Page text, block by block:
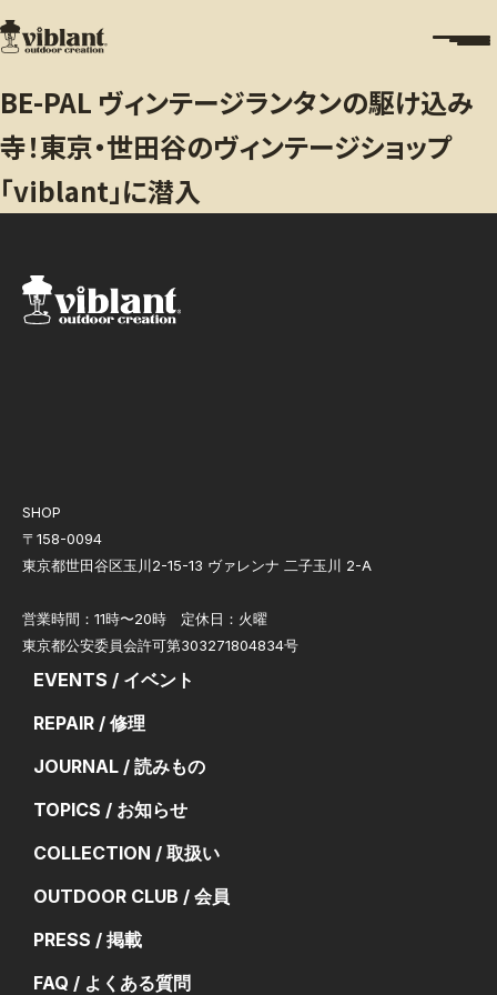
BE-PAL ヴィンテージランタンの駆け込み
寺！東京・世田谷のヴィンテージショップ
「viblant」に潜入
SHOP
〒158-0094
東京都世田谷区玉川2-15-13 ヴァレンナ 二子玉川 2-A
営業時間：11時〜20時 定休日：火曜
東京都公安委員会許可第303271804834号
EVENTS / イベント
REPAIR / 修理
JOURNAL / 読みもの
TOPICS / お知らせ
COLLECTION / 取扱い
OUTDOOR CLUB / 会員
PRESS / 掲載
FAQ / よくある質問